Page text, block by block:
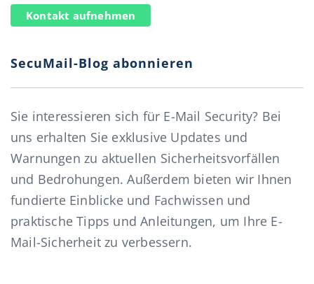
Kontakt aufnehmen
SecuMail-Blog abonnieren
Sie interessieren sich für E-Mail Security? Bei
uns erhalten Sie exklusive Updates und
Warnungen zu aktuellen Sicherheitsvorfällen
und Bedrohungen. Außerdem bieten wir Ihnen
fundierte Einblicke und Fachwissen und
praktische Tipps und Anleitungen, um Ihre E-
Mail-Sicherheit zu verbessern.